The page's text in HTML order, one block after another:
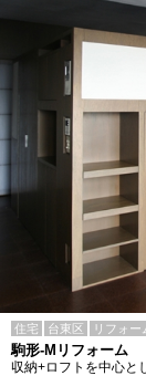
住宅 台東区 リフォ
駒形-Mリフォーム
収納+ロフトを中心と